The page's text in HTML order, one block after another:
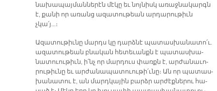
նա­խա­պա­յ­ման­նե­րէն մէ­կը եւ նոյ­նիսկ ա­ռաջ­նա­կարգն
է, քա­նի որ ա­ռանց ա­զա­տու­թեան ար­դա­րու­թիւն
չկա՛յ…։
Ա­զա­տու­թիւ­նը մարդս կը դարձ­նէ պա­տաս­խա­նա­տո՛ւ.
ա­զա­տու­թեան բնա­կան հե­տե­ւանքն է պա­տաս­խա­
նա­տուու­թիւն, ի՛նչ որ մար­դուս փառքն է, ար­ժա­նա­ւո­
րու­թիւ­նը եւ ար­ժա­նա­պա­տուու­թի՛ւ­նը։ Ան որ պա­տաս­
խա­նա­տու է, ան մարդ­կա­յին բարձր ար­ժէք­նե­րու հա­